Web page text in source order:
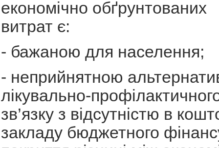
економічно обґрунтованих
витрат є:
- бажаною для населення;
- неприйнятною
лікувально-
зв’язку з відсутністю в
закладу бюджетного